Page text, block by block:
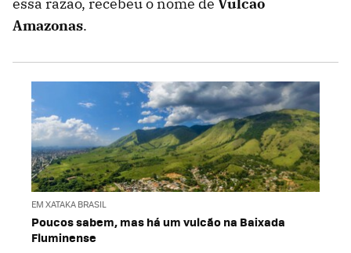
essa razão, recebeu o nome de Vulcão
Amazonas.
EM XATAKA BRASIL
Poucos sabem, mas há um vulcão na Baixada
Fluminense